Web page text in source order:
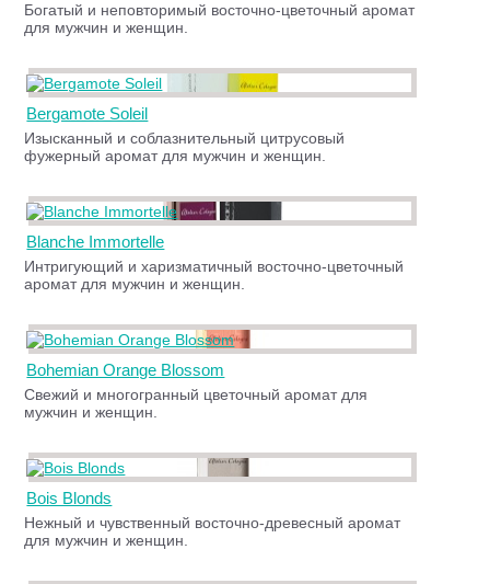
Богатый и неповторимый восточно-цветочный аромат
для мужчин и женщин.
Bergamote Soleil
Изысканный и соблазнительный цитрусовый
фужерный аромат для мужчин и женщин.
Blanche Immortelle
Интригующий и харизматичный восточно-цветочный
аромат для мужчин и женщин.
Bohemian Orange Blossom
Свежий и многогранный цветочный аромат для
мужчин и женщин.
Bois Blonds
Нежный и чувственный восточно-древесный аромат
для мужчин и женщин.